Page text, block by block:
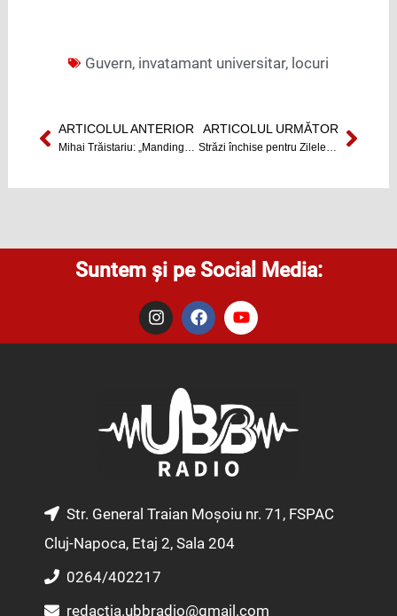
Guvern, invatamant universitar, locuri
Prev
ARTICOLUL ANTERIOR
Mihai Trăistariu: „Mandinga cu un show bun, s-ar putea clasa printre primii 5.”
ARTICOLUL URMĂTOR
Străzi închise pentru Zilele ClujuluiNext
Suntem și pe Social Media:
I
n
s
m
F
a
c
o
k
Y
o
u
e
Str. General Traian Moșoiu nr. 71, FSPAC
Cluj-Napoca, Etaj 2, Sala 204
0264/402217
redactia.ubbradio@gmail.com